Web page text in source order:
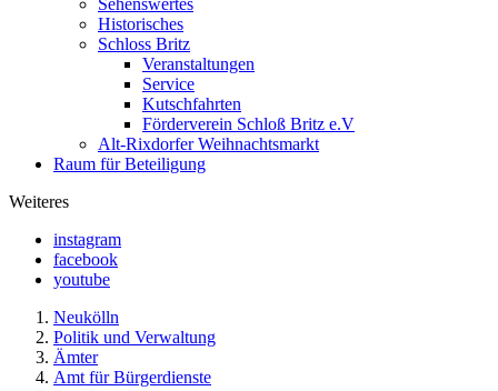
Sehenswertes
Historisches
Schloss Britz
Veranstaltungen
Service
Kutsch­fahrten
Förderverein Schloß Britz e.V
Alt-Rixdorfer Weihnachtsmarkt
Raum für Beteiligung
Weiteres
instagram
facebook
youtube
Neukölln
Politik und Verwaltung
Ämter
Amt für Bürgerdienste